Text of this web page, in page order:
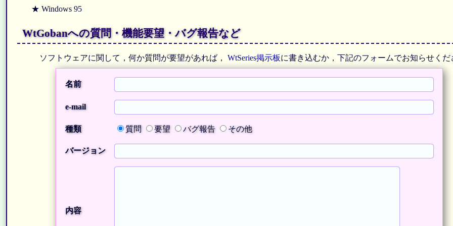
★ Windows 95
WtGobanへの質問・機能要望・バグ報告など
ソフトウェアに関して，何か質問が要望があれば， WtSeries掲示板に書き込むか，下記のフォームでお知らせくだ
名前
e-mail
種類 質問 要望 バグ報告 その他
バージョン
内容